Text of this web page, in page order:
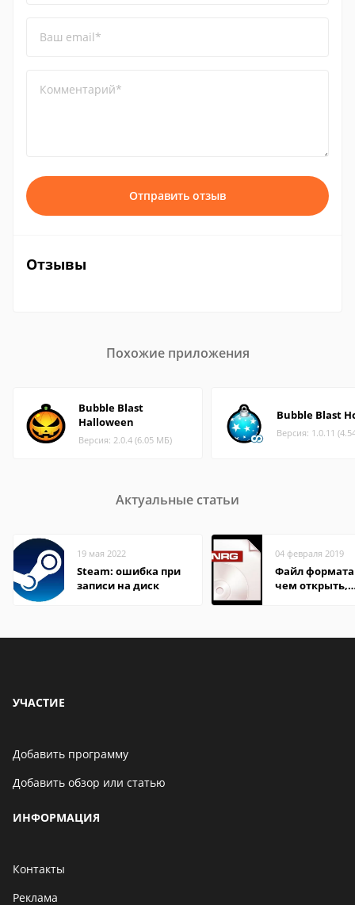
Ваш email*
Комментарий*
Отправить отзыв
Отзывы
Похожие приложения
Bubble Blast
Halloween
Версия: 2.0.4 (6.05 МБ)
Bubble Blast
Версия: 1.0.11
Актуальные статьи
19 мая 2022
Steam: ошибка при
записи на диск
04 февраля 2019
Файл формата
чем открыть,
УЧАСТИЕ
Добавить программу
Добавить обзор или статью
ИНФОРМАЦИЯ
Контакты
Реклама